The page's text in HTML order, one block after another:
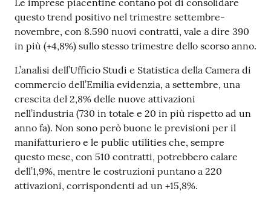
on line
Accedi
Registrati
Le imprese piacentine contano poi di consolidare
questo trend positivo nel trimestre settembre-
novembre, con 8.590 nuovi contratti, vale a dire 390
in più (+4,8%) sullo stesso trimestre dello scorso anno.
L’analisi dell’Ufficio Studi e Statistica della Camera di
commercio dell’Emilia evidenzia, a settembre, una
crescita del 2,8% delle nuove attivazioni
nell’industria (730 in totale e 20 in più rispetto ad un
anno fa). Non sono però buone le previsioni per il
manifatturiero e le public utilities che, sempre
questo mese, con 510 contratti, potrebbero calare
dell’1,9%, mentre le costruzioni puntano a 220
attivazioni, corrispondenti ad un +15,8%.